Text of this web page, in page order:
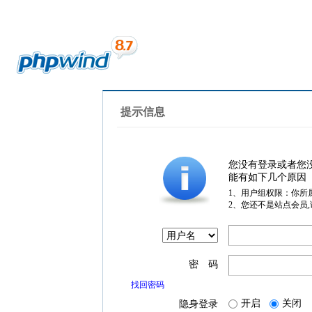
提示信息
您没有登录或者您
能有如下几个原因
1、用户组权限：你所
2、您还不是站点会员
密 码
找回密码
隐身登录 开启 关闭